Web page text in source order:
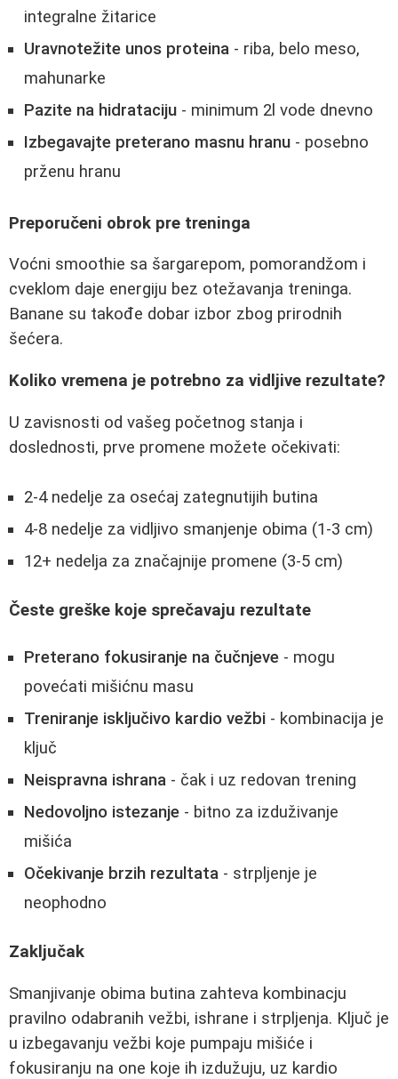
integralne žitarice
Uravnotežite unos proteina - riba, belo meso,
mahunarke
Pazite na hidrataciju - minimum 2l vode dnevno
Izbegavajte preterano masnu hranu - posebno
prženu hranu
Preporučeni obrok pre treninga
Voćni smoothie sa šargarepom, pomorandžom i
cveklom daje energiju bez otežavanja treninga.
Banane su takođe dobar izbor zbog prirodnih
šećera.
Koliko vremena je potrebno za vidljive rezultate?
U zavisnosti od vašeg početnog stanja i
doslednosti, prve promene možete očekivati:
2-4 nedelje za osećaj zategnutijih butina
4-8 nedelje za vidljivo smanjenje obima (1-3 cm)
12+ nedelja za značajnije promene (3-5 cm)
Česte greške koje sprečavaju rezultate
Preterano fokusiranje na čučnjeve - mogu
povećati mišićnu masu
Treniranje isključivo kardio vežbi - kombinacija je
ključ
Neispravna ishrana - čak i uz redovan trening
Nedovoljno istezanje - bitno za izduživanje
mišića
Očekivanje brzih rezultata - strpljenje je
neophodno
Zaključak
Smanjivanje obima butina zahteva kombinacju
pravilno odabranih vežbi, ishrane i strpljenja. Ključ je
u izbegavanju vežbi koje pumpaju mišiće i
fokusiranju na one koje ih izdužuju, uz kardio